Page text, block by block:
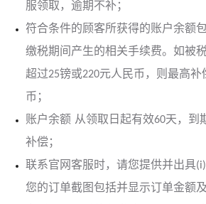
服领取，逾期不补；
符合条件的顾客所获得的账户余额
缴税期间产生的相关手续费。如被
超过25镑或220元人民币，则最高补
币；
账户余额 从领取日起有效60天，到
补偿；
联系官网客服时，请您提供并出具
您的订单截图包括并显示订单金额